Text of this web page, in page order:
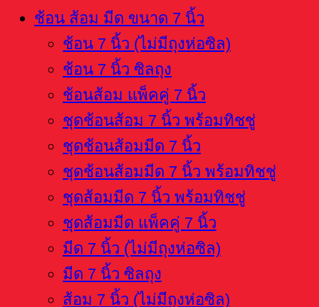
100
ชิ้น)
ช้อน ส้อม มีด ขนาด 7 นิ้ว
ช้อน 7 นิ้ว (ไม่มีถุงห่อซิล)
ช้อน 7 นิ้ว ซิลถุง
ช้อนส้อม แพ็คคู่ 7 นิ้ว
ชุดช้อนส้อม 7 นิ้ว พร้อมทิชชู่
ชุดช้อนส้อมมีด 7 นิ้ว
ชุดช้อนส้อมมีด 7 นิ้ว พร้อมทิชชู่
ชุดส้อมมีด 7 นิ้ว พร้อมทิชชู่
ชุดส้อมมีด แพ็คคู่ 7 นิ้ว
มีด 7 นิ้ว (ไม่มีถุงห่อซิล)
มีด 7 นิ้ว ซิลถุง
ส้อม 7 นิ้ว (ไม่มีถุงห่อซิล)